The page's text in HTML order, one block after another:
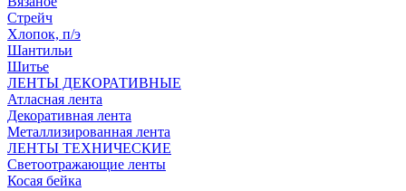
Стрейч
Хлопок, п/э
Шантильи
Шитье
ЛЕНТЫ ДЕКОРАТИВНЫЕ
Атласная лента
Декоративная лента
Металлизированная лента
ЛЕНТЫ ТЕХНИЧЕСКИЕ
Светоотражающие ленты
Косая бейка